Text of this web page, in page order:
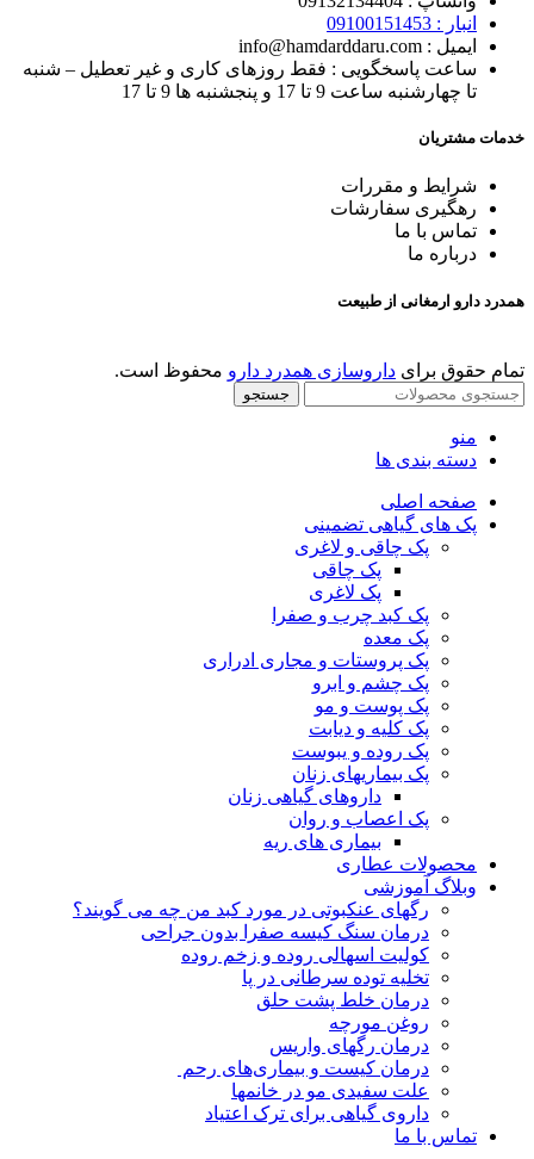
انبار : 0 9100151453
ایمیل : info@hamdarddaru.com
ساعت پاسخگویی : فقط روزهای کاری و غیر تعطیل – شنبه
تا چهارشنبه ساعت 9 تا 17 و پنجشنبه ها 9 تا 17
خدمات مشتریان
شرایط و مقررات
رهگیری سفارشات
تماس با ما
درباره ما
همدرد دارو ارمغانی از طبیعت
تمام حقوق برای داروسازی همدرد دارو محفوظ است.
جستجو
منو
دسته بندی ها
صفحه اصلی
پک های گیاهی تضمینی
پک چاقی و لاغری
پک چاقی
پک لاغری
پک کبد چرب و صفرا
پک معده
پک پروستات و مجاری ادراری
پک چشم و ابرو
پک پوست و مو
پک کلیه و دیابت
پک روده و یبوست
پک بیماریهای زنان
داروهای گیاهی زنان
پک اعصاب و روان
بیماری های ریه
محصولات عطاری
وبلاگ آموزشی
رگهای عنکبوتی در مورد کبد من چه می گویند؟
درمان سنگ کیسه صفرا بدون جراحی
کولیت اسهالی روده و زخم روده
تخلیه توده سرطانی در پا
درمان خلط پشت حلق
روغن مورچه
درمان رگهای واریس
درمان کیست و بیماری‌های رحم
علت سفیدی مو در خانمها
داروی گیاهی برای ترک اعتیاد
تماس با ما